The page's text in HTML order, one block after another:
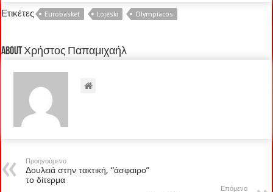
Ετικέτες Eurobasket Lojeski Olympiacos
About Χρήστος Παπαμιχαήλ
Προηγούμενο
Δουλειά στην τακτική, “άσφαιρο”
το δίτερμα
Επόμενο